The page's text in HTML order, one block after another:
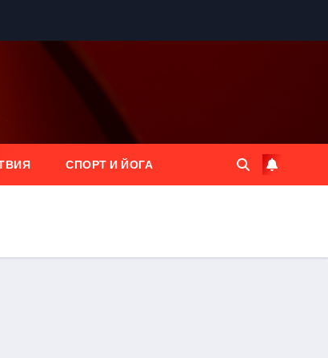
СПОРТ И ЙОГА